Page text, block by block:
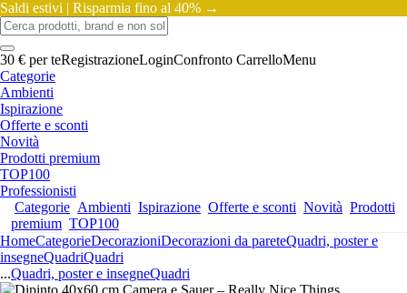
Saldi estivi | Risparmia fino al 40% →
30 € per teRegistrazioneLoginConfronto CarrelloMenu
Categorie
Ambienti
Ispirazione
Offerte e sconti
Novità
Prodotti premium
TOP100
Professionisti
Categorie Ambienti Ispirazione Offerte e sconti Novità Prodotti
premium TOP100
HomeCategorieDecorazioniDecorazioni da pareteQuadri, poster e
insegneQuadriQuadri
...Quadri, poster e insegneQuadri